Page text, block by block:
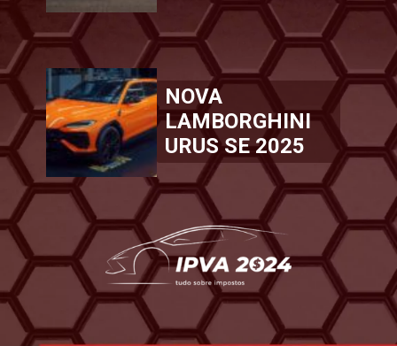
NOVA
LAMBORGHINI
URUS SE 2025